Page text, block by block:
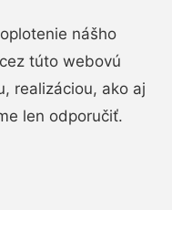
nášho
túto webovú
realizáciou, ako aj
len odporučiť.